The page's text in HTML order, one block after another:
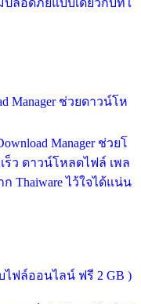
ลอดภัยแบบเดียวกับที่ใ
Manager ช่วยดาวน์โห
Manager ช่วยโ
ร็ว ดาวน์โหลดไฟล์ เพล
Thaiware ไว้ใจได้แน่น
ไฟล์ออนไลน์ ฟรี 2 GB )